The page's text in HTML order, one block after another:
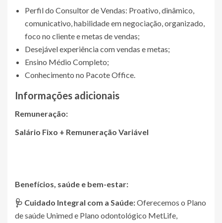
Perfil do Consultor de Vendas: Proativo, dinâmico,
comunicativo, habilidade em negociação, organizado,
foco no cliente e metas de vendas;
Desejável experiência com vendas e metas;
Ensino Médio Completo;
Conhecimento no Pacote Office.
Informações adicionais
Remuneração:
Salário Fixo + Remuneração Variável
Benefícios, saúde e bem-estar:
🩺 Cuidado Integral com a Saúde:Oferecemos o Plano
de saúde Unimed e Plano odontológico MetLife,